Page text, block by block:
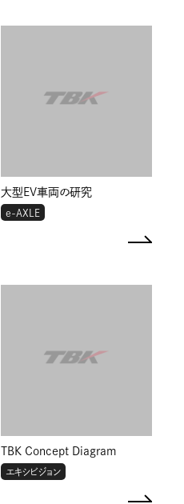
大型EV車両の研究
e-AXLE
TBK Concept Diagram
エキシビジョン